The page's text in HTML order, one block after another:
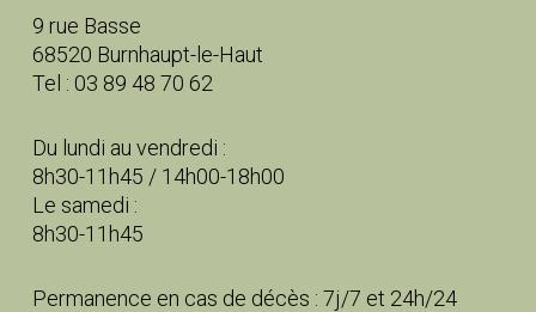
9 rue Basse
68520 Burnhaupt-le-Haut
Tel : 03 89 48 70 62
Du lundi au vendredi :
8h30-11h45 / 14h00-18h00
Le samedi :
8h30-11h45
Permanence en cas de décès : 7j/7 et 24h/24